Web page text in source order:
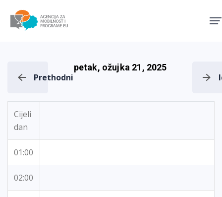
Prethodni
petak, ožujka 21, 2025
Cijeli
dan
01:00
02:00